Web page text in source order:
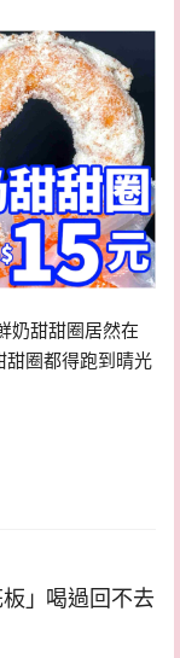
奶甜甜圈居然在
甜圈都得跑到晴光
」喝過回不去